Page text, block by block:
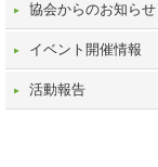
協会からのお知らせ
イベント開催情報
活動報告